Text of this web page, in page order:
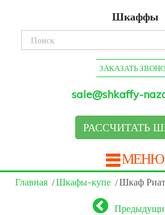
Шкаффы
ЗАКАЗАТЬ
sale@shkaffy-
РАССЧИТАТЬ
МЕНЮ
Главная Шкафы-купе Шкаф